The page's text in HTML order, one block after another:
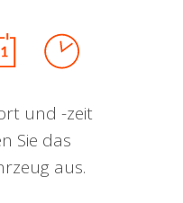
und -zeit
Sie das
aus.